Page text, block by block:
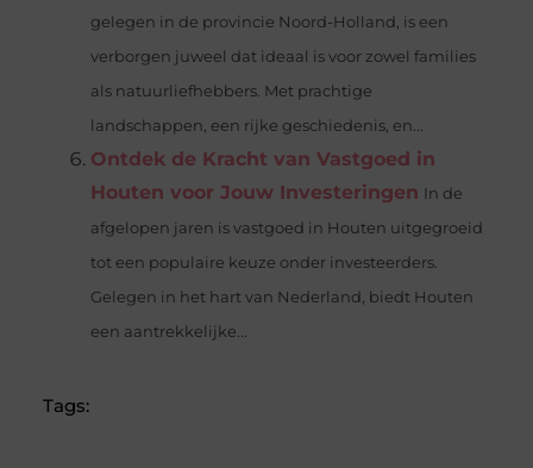
gelegen in de provincie Noord-Holland, is een
verborgen juweel dat ideaal is voor zowel families
als natuurliefhebbers. Met prachtige
landschappen, een rijke geschiedenis, en...
Ontdek de Kracht van Vastgoed in
Houten voor Jouw Investeringen In de
afgelopen jaren is vastgoed in Houten uitgegroeid
tot een populaire keuze onder investeerders.
Gelegen in het hart van Nederland, biedt Houten
een aantrekkelijke...
Tags: